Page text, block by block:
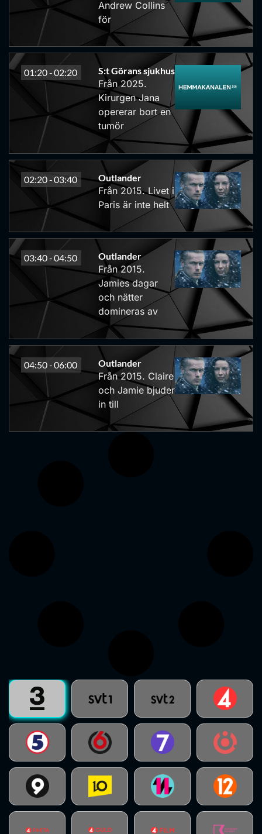
Andrew Collins
för
01:20 -02:20 S:t Görans sjukhus
Från 2025.
Kirurgen Jana
opererar bort en
tumör
02:20 -03:40 Outlander
Från 2015. Livet i
Paris är inte helt
03:40 -04:50 Outlander
Från 2015.
Jamies dagar
och nätter
domineras av
04:50 -06:00 Outlander
Från 2015. Claire
och Jamie bjuder
in till